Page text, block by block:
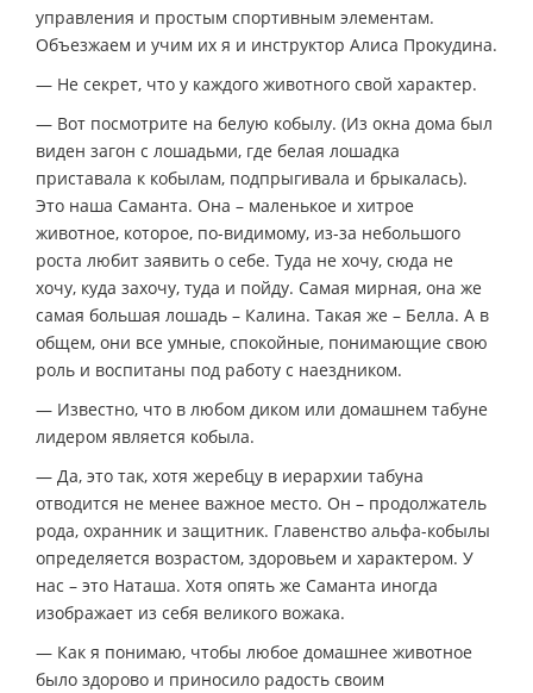
управления и простым спортивным элементам.
Объезжаем и учим их я и инструктор Алиса Прокудина.
— Не секрет, что у каждого животного свой характер.
— Вот посмотрите на белую кобылу. (Из окна дома был
виден загон с лошадьми, где белая лошадка
приставала к кобылам, подпрыгивала и брыкалась).
Это наша Саманта. Она – маленькое и хитрое
животное, которое, по-видимому, из-за небольшого
роста любит заявить о себе. Туда не хочу, сюда не
хочу, куда захочу, туда и пойду. Самая мирная, она же
самая большая лошадь – Калина. Такая же – Белла. А в
общем, они все умные, спокойные, понимающие свою
роль и воспитаны под работу с наездником.
— Известно, что в любом диком или домашнем табуне
лидером является кобыла.
— Да, это так, хотя жеребцу в иерархии табуна
отводится не менее важное место. Он – продолжатель
рода, охранник и защитник. Главенство альфа-кобылы
определяется возрастом, здоровьем и характером. У
нас – это Наташа. Хотя опять же Саманта иногда
изображает из себя великого вожака.
— Как я понимаю, чтобы любое домашнее животное
было здорово и приносило радость своим